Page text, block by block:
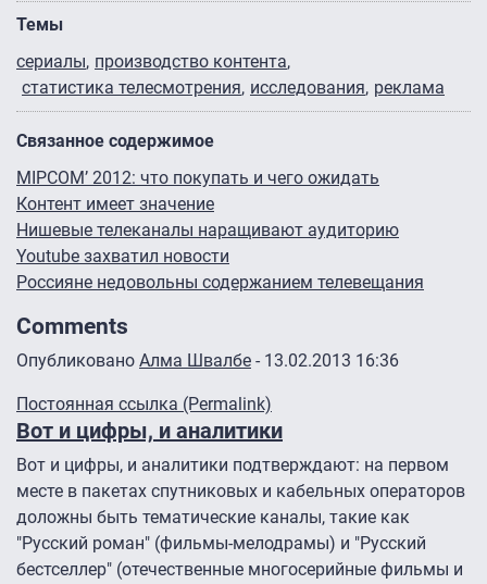
Темы
сериалы производство контента
статистика телесмотрения исследования реклама
Связанное содержимое
MIPCOM’ 2012: что покупать и чего ожидать
Контент имеет значение
Нишевые телеканалы наращивают аудиторию
Youtube захватил новости
Россияне недовольны содержанием телевещания
Comments
Опубликовано Алма Швалбе - 13.02.2013 16:36
Постоянная ссылка (Permalink)
Вот и цифры, и аналитики
Вот и цифры, и аналитики подтверждают: на первом
месте в пакетах спутниковых и кабельных операторов
доложны быть тематические каналы, такие как
"Русский роман" (фильмы-мелодрамы) и "Русский
бестселлер" (отечественные многосерийные фильмы и